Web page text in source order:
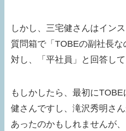
しかし、三宅健さんはイン
質問箱で「TOBEの副社長
対し、「平社員」と回答して
もしかしたら、最初に
健さんですし、滝沢秀明さ
あったのかもしれませんが